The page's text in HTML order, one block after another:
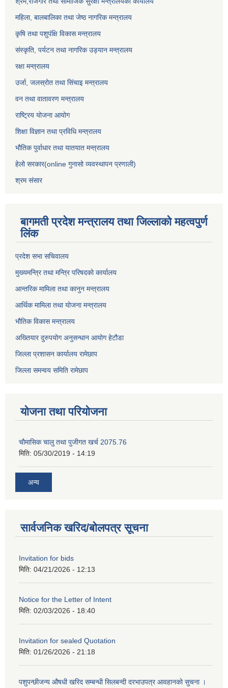
महिला, बालबालिका तथा जेष्ठ नागरिक मन्त्रालय
कृषि तथा पशुपंक्षि विकास मन्त्रालय
संस्कृति, पर्यटन तथा नागरिक उड्‍यान मन्त्रालय
रक्षा मन्त्रालय
उर्जा, जलस्रोत तथा सिंचाइ मन्त्रालय
वन तथा वातावरण मन्त्रालय
राष्ट्रिय योजना आयोग
शिक्षा विज्ञान तथा प्रविधि मन्त्रालय
भौतिक पुर्वाधार तथा यातयात मन्त्रालय
हेलो सरकार(online गुनासो व्यवस्थापन प्रणाली)
श्रम संसार
बागमती प्रदेश मन्त्रालय तथा जिल्लाको महत्वपुर्ण
लिंक
प्रदेश सभा सचिवालय
मुख्यमन्त्रि तथा मन्त्रि परिषदको कार्यालय
आन्तरिक मामिला तथा कानुन मन्त्रालय
आर्थिक मामिला तथा योजना मन्त्रालय
भौतिक विकास मन्त्रालय
अख्तियार दुरुपयोग अनुसन्धान आयोग हेटौडा
जिल्ला प्रशासन कार्यालय रामेछाप
जिल्ला समन्वय समिति रामेछाप
योजना तथा परियोजना
चाैमासिक चालु तथा पुजीगत खर्च 2075.76
मिति: 05/30/2019 - 14:19
अन्य
सार्वजनिक खरिद/बोलपत्र सूचना
Invitation for bids
मिति: 04/21/2026 - 12:13
Notice for the Letter of Intent
मिति: 02/03/2026 - 18:40
Invitation for sealed Quotation
मिति: 01/26/2026 - 21:18
पशुपन्छीजन्य औषधी खरिद सम्बन्धी सिलबन्दी दरभाउपत्र आवहानको सुचना ।